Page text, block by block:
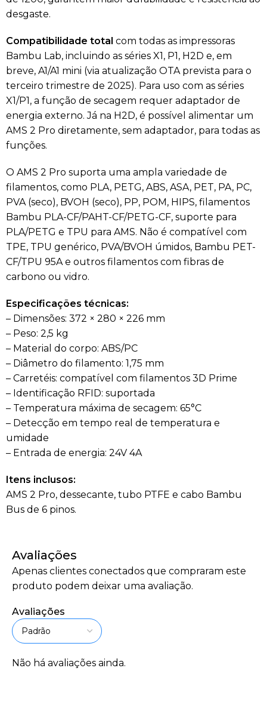
desgaste.
Compatibilidade total com todas as impressoras
Bambu Lab, incluindo as séries X1, P1, H2D e, em
breve, A1/A1 mini (via atualização OTA prevista para o
terceiro trimestre de 2025). Para uso com as séries
X1/P1, a função de secagem requer adaptador de
energia externo. Já na H2D, é possível alimentar um
AMS 2 Pro diretamente, sem adaptador, para todas as
funções.
O AMS 2 Pro suporta uma ampla variedade de
filamentos, como PLA, PETG, ABS, ASA, PET, PA, PC,
PVA (seco), BVOH (seco), PP, POM, HIPS, filamentos
Bambu PLA-CF/PAHT-CF/PETG-CF, suporte para
PLA/PETG e TPU para AMS. Não é compatível com
TPE, TPU genérico, PVA/BVOH úmidos, Bambu PET-
CF/TPU 95A e outros filamentos com fibras de
carbono ou vidro.
Especificações técnicas:
– Dimensões: 372 × 280 × 226 mm
– Peso: 2,5 kg
– Material do corpo: ABS/PC
– Diâmetro do filamento: 1,75 mm
– Carretéis: compatível com filamentos 3D Prime
– Identificação RFID: suportada
– Temperatura máxima de secagem: 65°C
– Detecção em tempo real de temperatura e
umidade
– Entrada de energia: 24V 4A
Itens inclusos:
AMS 2 Pro, dessecante, tubo PTFE e cabo Bambu
Bus de 6 pinos.
Avaliações
Avaliações
Não há avaliações ainda.
Apenas clientes conectados que compraram este
produto podem deixar uma avaliação.